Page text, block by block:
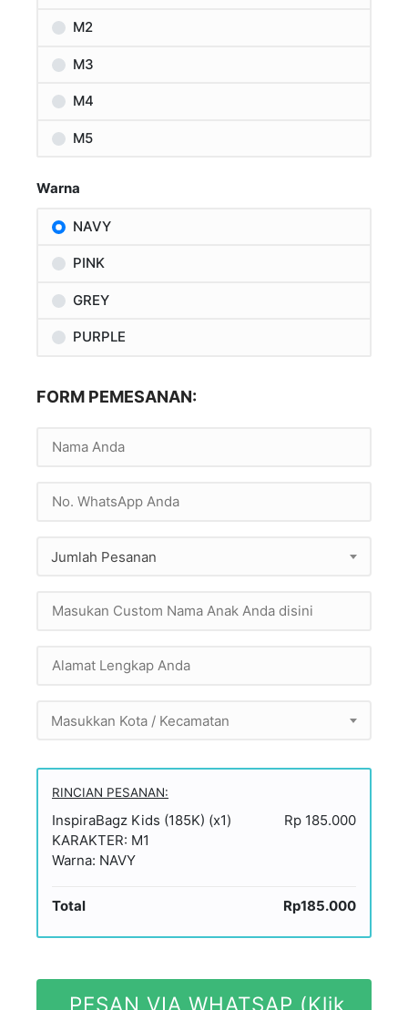
M2
M3
M4
M5
Warna
NAVY
PINK
GREY
PURPLE
FORM PEMESANAN:
Jumlah Pesanan
Masukkan Kota / Kecamatan
RINCIAN PESANAN:
InspiraBagz Kids (185K) (x1)
KARAKTER: M1
Warna: NAVY
Rp 185.000
Total Rp185.000
PESAN VIA WHATSAP (Klik